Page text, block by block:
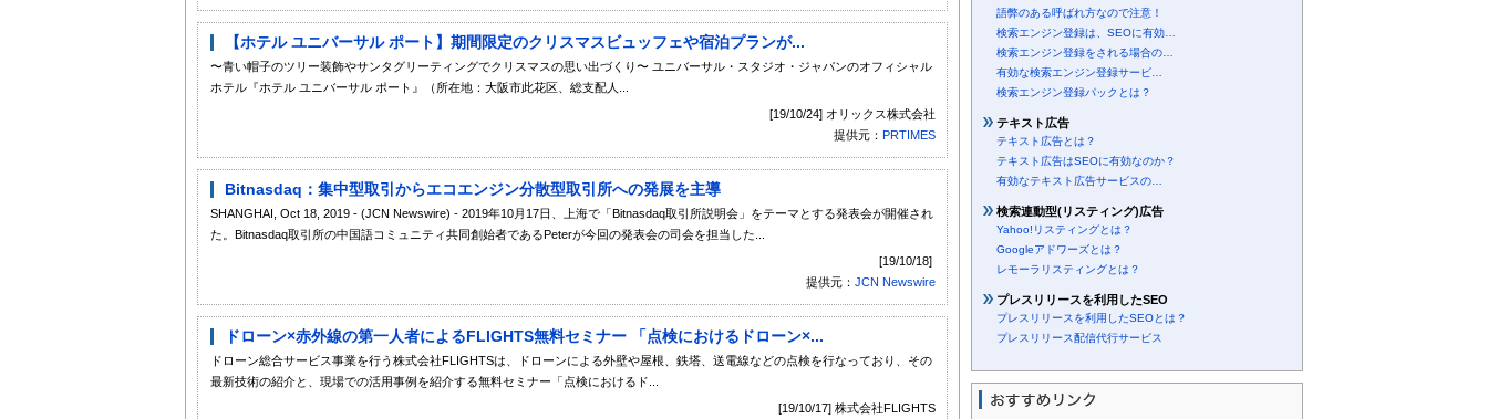
【ホテル ユニバーサル ポート】期間限定のクリスマスビュッフェや宿泊プランが...
〜青い帽子のツリー装飾やサンタグリーティングでクリスマスの思い出づくり〜 ユニバーサル・スタジオ・ジャパンのオフィシャル
ホテル『ホテル ユニバーサル ポート』（所在地：大阪市此花区、総支配人...
[19/10/24] オリックス株式会社
提供元： PRTIMES
Bitnasdaq：集中型取引からエコエンジン分散型取引所への発展を主導
SHANGHAI, Oct 18, 2019 - (JCN Newswire) - 2019年10月17日、上海で「Bitnasdaq取引所説明会」をテーマとする発表会が開催され
た。Bitnasdaq取引所の中国語コミュニティ共同創始者であるPeterが今回の発表会の司会を担当した...
[19/10/18]
提供元： JCN Newswire
ドローン×赤外線の第一人者によるFLIGHTS無料セミナー 「点検におけるドローン×...
ドローン総合サービス事業を行う株式会社FLIGHTSは、ドローンによる外壁や屋根、鉄塔、送電線などの点検を行なっており、その
最新技術の紹介と、現場での活用事例を紹介する無料セミナー「点検におけるド...
[19/10/17] 株式会社FLIGHTS
語弊のある呼ばれ方なので注意！
検索エンジン登録は、SEOに有効…
検索エンジン登録をされる場合の…
有効な検索エンジン登録サービ…
検索エンジン登録パックとは？
テキスト広告
テキスト広告とは？
テキスト広告はSEOに有効なのか？
有効なテキスト広告サービスの…
検索連動型(リスティング)広告
Yahoo!リスティングとは？
Googleアドワーズとは？
レモーラリスティングとは？
プレスリリースを利用したSEO
プレスリリースを利用したSEOとは？
プレスリリース配信代行サービス